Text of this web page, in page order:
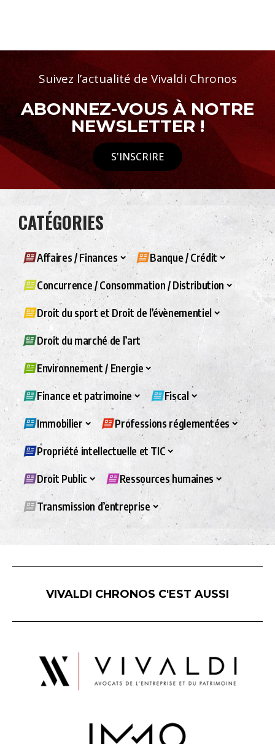
Suivez l’actualité de Vivaldi Chronos
ABONNEZ-VOUS À NOTRE
NEWSLETTER !
S'INSCRIRE
CATÉGORIES
Affaires / Finances Banque / Crédit
Concurrence / Consommation / Distribution
Droit du sport et Droit de l’évènementiel
Droit du marché de l’art
Environnement / Energie
Finance et patrimoine Fiscal
Immobilier Professions réglementées
Propriété intellectuelle et TIC
Droit Public Ressources humaines
Transmission d’entreprise
VIVALDI CHRONOS C'EST AUSSI